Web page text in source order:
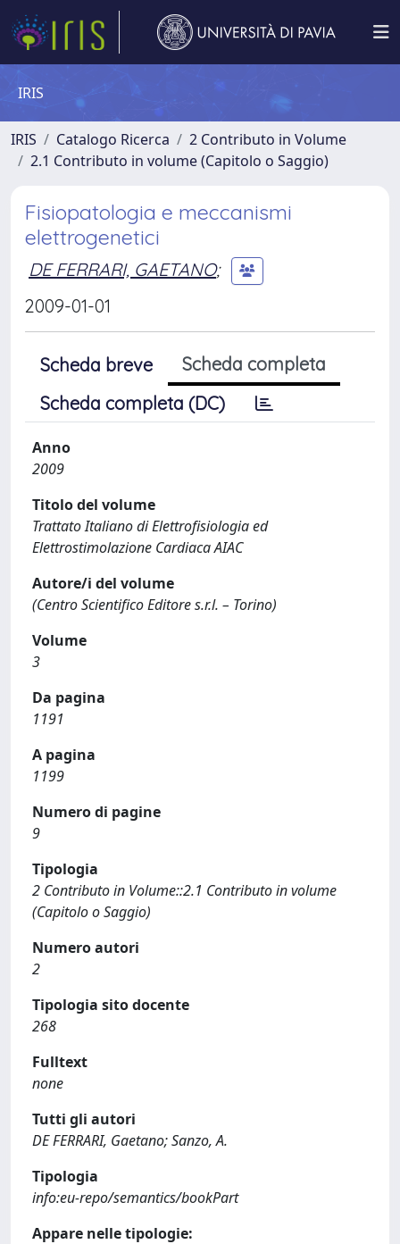
IRIS
IRIS Catalogo Ricerca
2 Contributo in Volume
2.1 Contributo in volume (Capitolo o Saggio)
Fisiopatologia e meccanismi
elettrogenetici
DE FERRARI, GAETANO;
2009-01-01
Scheda breve
Scheda completa
Scheda completa (DC)
Anno
2009
Titolo del volume
Trattato Italiano di Elettrofisiologia ed
Elettrostimolazione Cardiaca AIAC
Autore/i del volume
(Centro Scientifico Editore s.r.l. – Torino)
Volume
3
Da pagina
1191
A pagina
1199
Numero di pagine
9
Tipologia
2 Contributo in Volume::2.1 Contributo in volume
(Capitolo o Saggio)
Numero autori
2
Tipologia sito docente
268
Fulltext
none
Tutti gli autori
DE FERRARI, Gaetano; Sanzo, A.
Tipologia
info:eu-repo/semantics/bookPart
Appare nelle tipologie: